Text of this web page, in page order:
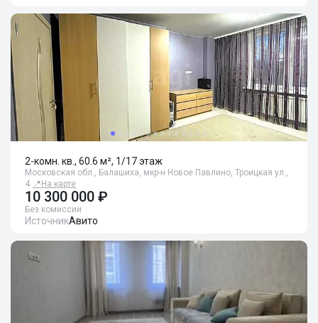
2-комн. кв., 60.6 м², 1/17 этаж
Московская обл., Балашиха, мкр-н Новое Павлино, Троицкая ул.,
4 📍 На карте
10 300 000 ₽
Без комиссии
ИсточникАвито